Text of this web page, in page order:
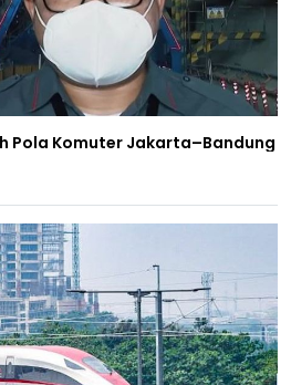
Pola Komuter Jakarta–Bandung